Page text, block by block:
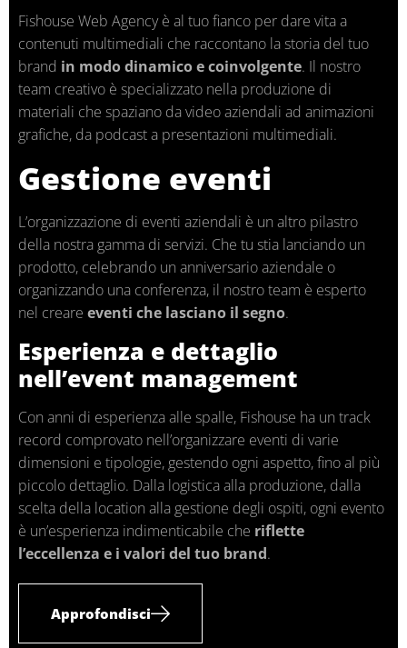
Fishouse Web Agency è al tuo fianco per dare vita a
contenuti multimediali che raccontano la storia del tuo
brand in modo dinamico e coinvolgente. Il nostro
team creativo è specializzato nella produzione di
materiali che spaziano da video aziendali ad animazioni
grafiche, da podcast a presentazioni multimediali.
Gestione eventi
L’organizzazione di eventi aziendali è un altro pilastro
della nostra gamma di servizi. Che tu stia lanciando un
prodotto, celebrando un anniversario aziendale o
organizzando una conferenza, il nostro team è esperto
nel creare eventi che lasciano il segno.
Esperienza e dettaglio
nell’event management
Con anni di esperienza alle spalle, Fishouse ha un track
record comprovato nell’organizzare eventi di varie
dimensioni e tipologie, gestendo ogni aspetto, fino al più
piccolo dettaglio. Dalla logistica alla produzione, dalla
scelta della location alla gestione degli ospiti, ogni evento
è un’esperienza indimenticabile che riflette
l’eccellenza e i valori del tuo brand.
Approfondisci